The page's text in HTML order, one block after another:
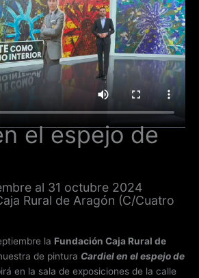
el espejo de
al 31 octubre 2024
Rural de Aragón (C/Cuatro
la Fundación Caja Rural de
de pintura Cardiel en el espejo de
en la sala de exposiciones de la calle